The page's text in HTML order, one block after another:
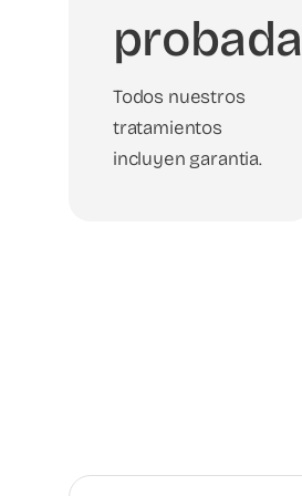
probada
Todos nuestros
tratamientos
incluyen garantia.